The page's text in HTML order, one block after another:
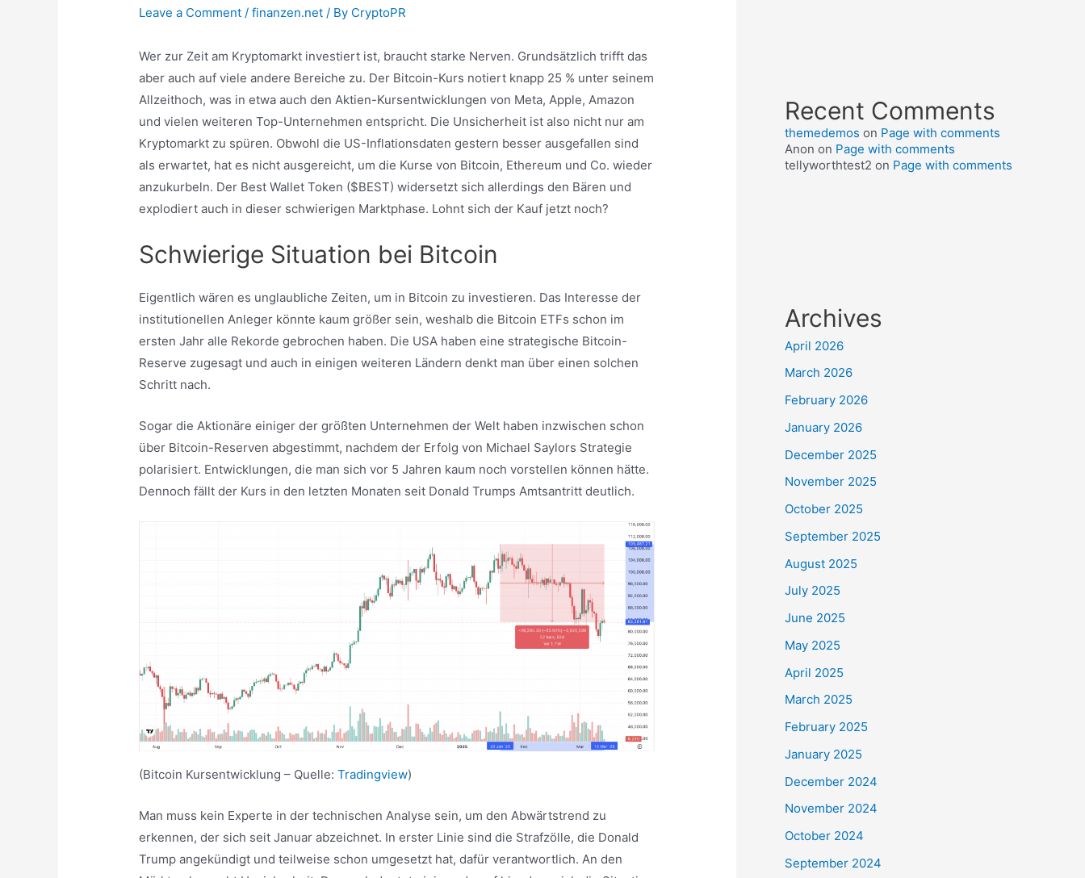
Leave a Comment /finanzen.net / By CryptoPR
Wer zur Zeit am Kryptomarkt investiert ist, braucht starke Nerven. Grundsätzlich trifft das
aber auch auf viele andere Bereiche zu. Der Bitcoin-Kurs notiert knapp 25 % unter seinem
Allzeithoch, was in etwa auch den Aktien-Kursentwicklungen von Meta, Apple, Amazon
und vielen weiteren Top-Unternehmen entspricht. Die Unsicherheit ist also nicht nur am
Kryptomarkt zu spüren. Obwohl die US-Inflationsdaten gestern besser ausgefallen sind
als erwartet, hat es nicht ausgereicht, um die Kurse von Bitcoin, Ethereum und Co. wieder
anzukurbeln. Der Best Wallet Token ($BEST) widersetzt sich allerdings den Bären und
explodiert auch in dieser schwierigen Marktphase. Lohnt sich der Kauf jetzt noch?
Schwierige Situation bei Bitcoin
Eigentlich wären es unglaubliche Zeiten, um in Bitcoin zu investieren. Das Interesse der
institutionellen Anleger könnte kaum größer sein, weshalb die Bitcoin ETFs schon im
ersten Jahr alle Rekorde gebrochen haben. Die USA haben eine strategische Bitcoin-
Reserve zugesagt und auch in einigen weiteren Ländern denkt man über einen solchen
Schritt nach.
Sogar die Aktionäre einiger der größten Unternehmen der Welt haben inzwischen schon
über Bitcoin-Reserven abgestimmt, nachdem der Erfolg von Michael Saylors Strategie
polarisiert. Entwicklungen, die man sich vor 5 Jahren kaum noch vorstellen können hätte.
Dennoch fällt der Kurs in den letzten Monaten seit Donald Trumps Amtsantritt deutlich.
(Bitcoin Kursentwicklung – Quelle:Tradingview)
Man muss kein Experte in der technischen Analyse sein, um den Abwärtstrend zu
erkennen, der sich seit Januar abzeichnet. In erster Linie sind die Strafzölle, die Donald
Trump angekündigt und teilweise schon umgesetzt hat, dafür verantwortlich. An den
Recent Comments
themedemos on Page with comments
Anon on Page with comments
tellyworthtest2 on Page with comments
Archives
April 2026
March 2026
February 2026
January 2026
December 2025
November 2025
October 2025
September 2025
August 2025
July 2025
June 2025
May 2025
April 2025
March 2025
February 2025
January 2025
December 2024
November 2024
October 2024
September 2024